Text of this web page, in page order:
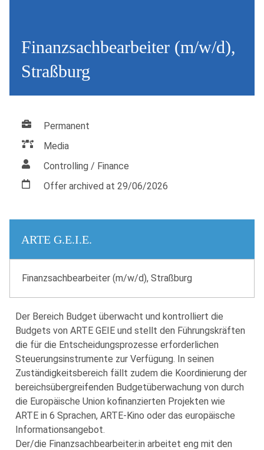
Finanzsachbearbeiter (m/w/d),
Straßburg
Permanent
Media
Controlling / Finance
Offer archived at 29/06/2026
ARTE G.E.I.E.
Finanzsachbearbeiter (m/w/d), Straßburg
Der Bereich Budget überwacht und kontrolliert die
Budgets von ARTE GEIE und stellt den Führungskräften
die für die Entscheidungsprozesse erforderlichen
Steuerungsinstrumente zur Verfügung. In seinen
Zuständigkeitsbereich fällt zudem die Koordinierung der
bereichsübergreifenden Budgetüberwachung von durch
die Europäische Union kofinanzierten Projekten wie
ARTE in 6 Sprachen, ARTE-Kino oder das europäische
Informationsangebot.
Der/die Finanzsachbearbeiter.in arbeitet eng mit den